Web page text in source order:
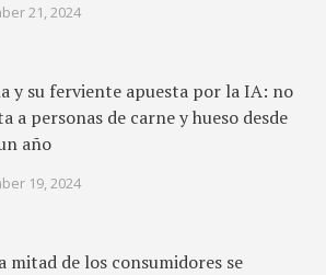
21, 2024
y su ferviente apuesta por la IA: no
a personas de carne y hueso desde
año
19, 2024
mitad de los consumidores se